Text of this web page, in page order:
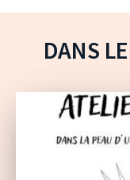
DANS